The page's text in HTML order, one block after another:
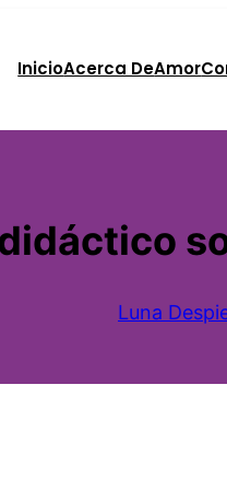
InicioAcerca DeAmor
Luna